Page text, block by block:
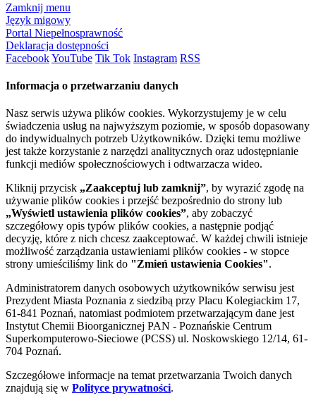
Zamknij menu
Język migowy
Portal Niepełnosprawność
Deklaracja dostępności
FacebookYouTube Tik Tok Instagram RSS
Informacja o przetwarzaniu danych
Nasz serwis używa plików cookies. Wykorzystujemy je w celu
świadczenia usług na najwyższym poziomie, w sposób dopasowany
do indywidualnych potrzeb Użytkowników. Dzięki temu możliwe
jest także korzystanie z narzędzi analitycznych oraz udostępnianie
funkcji mediów społecznościowych i odtwarzacza wideo.
Kliknij przycisk „Zaakceptuj lub zamknij”, by wyrazić zgodę na
używanie plików cookies i przejść bezpośrednio do strony lub
„Wyświetl ustawienia plików cookies”, aby zobaczyć
szczegółowy opis typów plików cookies, a następnie podjąć
decyzję, które z nich chcesz zaakceptować. W każdej chwili istnieje
możliwość zarządzania ustawieniami plików cookies - w stopce
strony umieściliśmy link do "Zmień ustawienia Cookies".
Administratorem danych osobowych użytkowników serwisu jest
Prezydent Miasta Poznania z siedzibą przy Placu Kolegiackim 17,
61-841 Poznań, natomiast podmiotem przetwarzającym dane jest
Instytut Chemii Bioorganicznej PAN - Poznańskie Centrum
Superkomputerowo-Sieciowe (PCSS) ul. Noskowskiego 12/14, 61-
704 Poznań.
Szczegółowe informacje na temat przetwarzania Twoich danych
znajdują się w Polityce prywatności.